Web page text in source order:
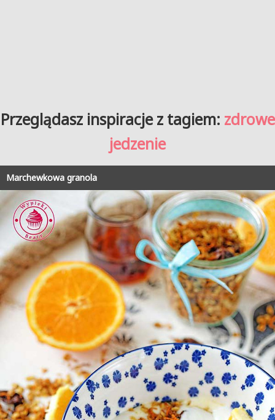
Przeglądasz inspiracje z tagiem: zdrowe
jedzenie
Marchewkowa granola